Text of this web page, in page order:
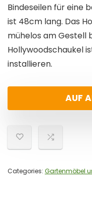
Bindeseilen für eine
ist 48cm lang. Das
mühelos am Gestell
Hollywoodschaukel
installieren.
AUF
Categories: Gartenmöbel